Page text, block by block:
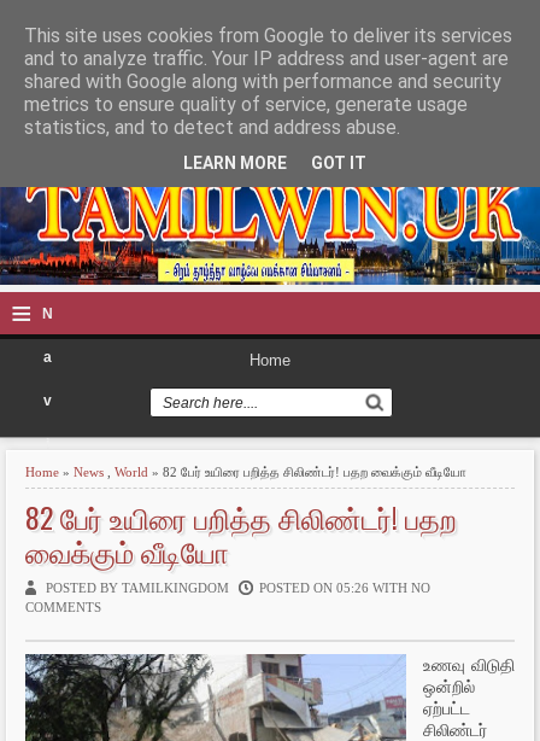
TAMILWIN
≡ N
a
v
g
a
n
Home
Home » News World » 82 பேர் உயிரை பறித்த சிலிண்டர்! பதற வைக்கும் வீடியோ
82 பேர் உயிரை பறித்த சிலிண்டர்! பதற
வைக்கும் வீடியோ
POSTED BY TAMILKINGDOM POSTED ON 05:26 WITH NO
COMMENTS
உணவு விடுதி
ஒன்றில்
ஏற்பட்ட
சிலிண்டர்
This site uses cookies from Google to deliver its services
and to analyze traffic. Your IP address and user-agent are
shared with Google along with performance and security
metrics to ensure quality of service, generate usage
statistics, and to detect and address abuse.
LEARN MORE GOT IT